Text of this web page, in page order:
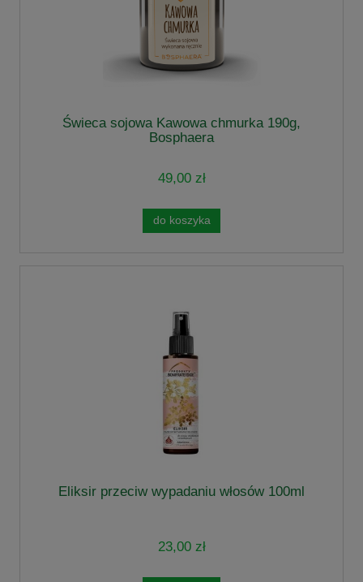
Świeca sojowa Kawowa chmurka 190g,
Bosphaera
49,00 zł
do koszyka
Eliksir przeciw wypadaniu włosów 100ml
23,00 zł